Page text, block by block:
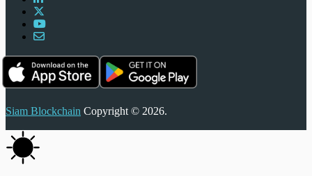
Siam Blockchain Copyright © 2026.